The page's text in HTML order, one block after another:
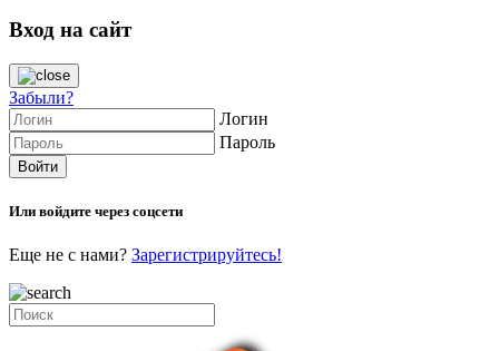
Вход на сайт
Забыли?
Логин
Пароль
Или войдите через соцсети
Еще не с нами? Зарегистрируйтесь!